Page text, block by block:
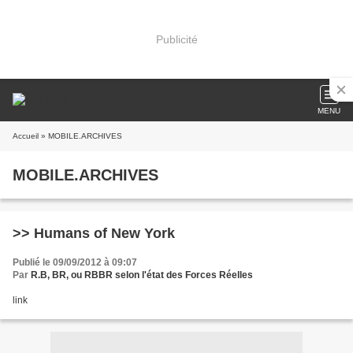
Publicité
MENU
Accueil » MOBILE.ARCHIVES
MOBILE.ARCHIVES
>> Humans of New York
Publié le 09/09/2012 à 09:07
Par R.B, BR, ou RBBR selon l'état des Forces Réelles
link